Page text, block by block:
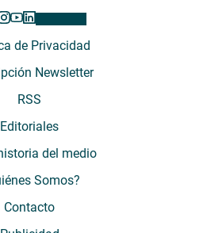
de Privacidad
Newsletter
RSS
Editoriales
del medio
Somos?
Contacto